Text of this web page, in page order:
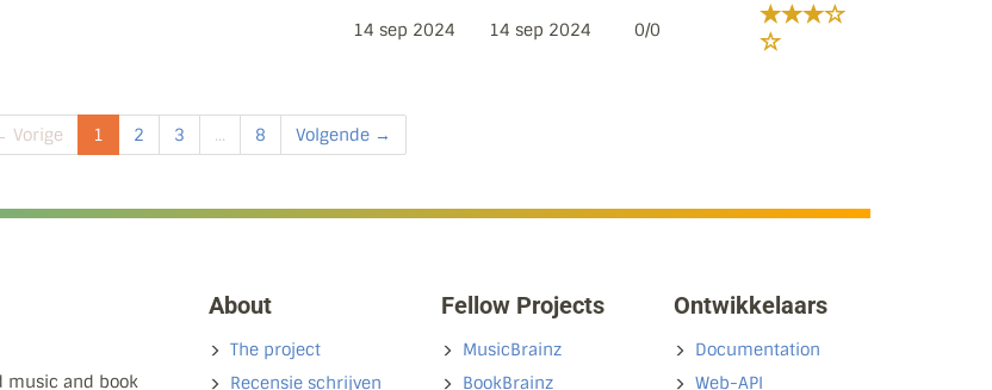
14 sep 2024 14 sep 2024 0/0
Vorige 1 2 3 ... 8 Volgende →
music and book
About
The project
Recensie schrijven
Fellow Projects
MusicBrainz
BookBrainz
Ontwikkelaars
Documentation
Web-API